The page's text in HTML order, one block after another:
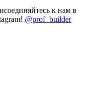
к нам в
@prof_builder